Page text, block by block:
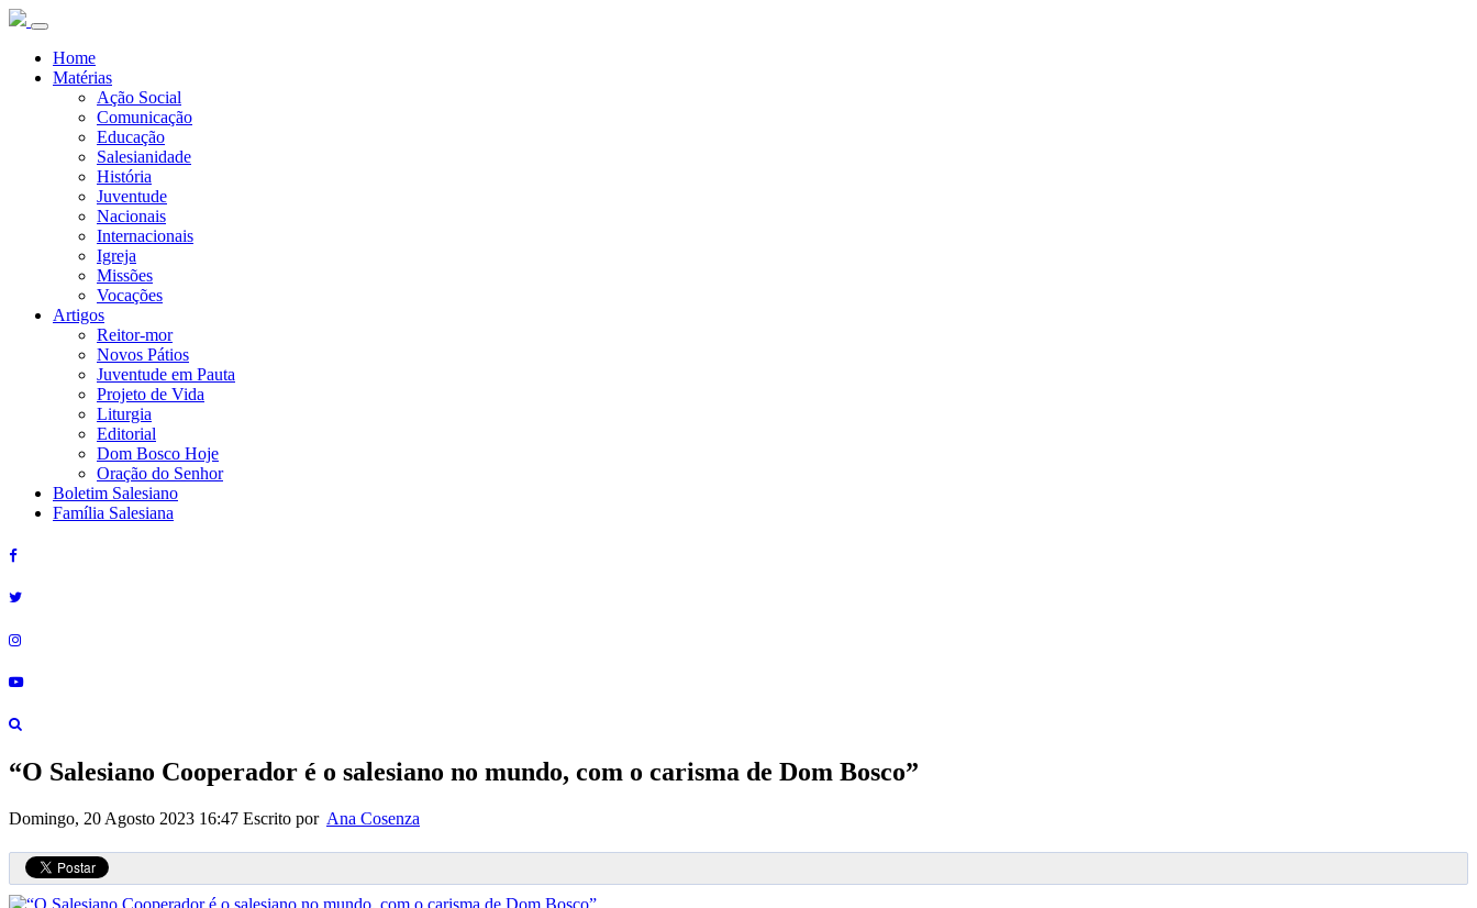
Home
Matérias
Ação Social
Comunicação
Educação
Salesianidade
História
Juventude
Nacionais
Internacionais
Igreja
Missões
Vocações
Artigos
Reitor-mor
Novos Pátios
Juventude em Pauta
Projeto de Vida
Liturgia
Editorial
Dom Bosco Hoje
Oração do Senhor
Boletim Salesiano
Família Salesiana
“O Salesiano Cooperador é o salesiano no mundo, com o carisma de Dom Bosco”
Domingo, 20 Agosto 2023 16:47 Escrito por Ana Cosenza